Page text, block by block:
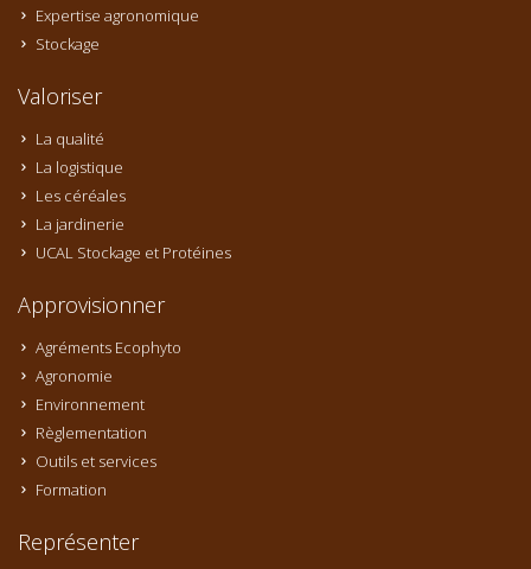
Expertise agronomique
Stockage
Valoriser
La qualité
La logistique
Les céréales
La jardinerie
UCAL Stockage et Protéines
Approvisionner
Agréments Ecophyto
Agronomie
Environnement
Règlementation
Outils et services
Formation
Représenter